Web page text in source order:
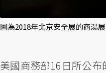
圖為2018年北京安全展的商湯
美國商務部16日所公